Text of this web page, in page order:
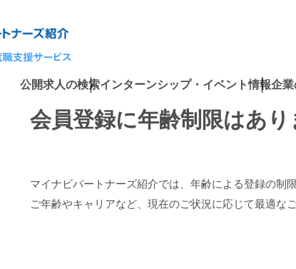
公開求人の検索インターンシップ・イベント情報企
会員登録に年齢制限はあり
マイナビパートナーズ紹介では、年齢による登録の制
ご年齢やキャリアなど、現在のご状況に応じて最適な